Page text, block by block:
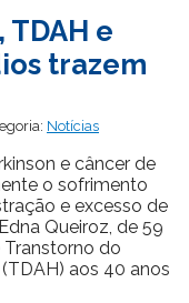
e
trazem
Notícias
e câncer de
o sofrimento
e excesso de
Queiroz, de 59
do
aos 40 anos